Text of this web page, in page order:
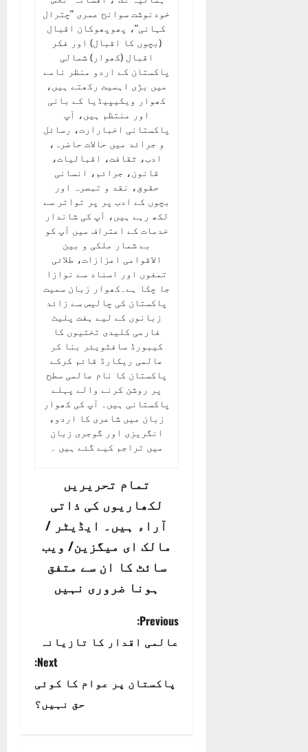
خودنوشت سوانح عمری ”چترال
کہانی”، پھوپھوکان اقبال
(بچوں کا اقبال) اور فکر
اقبال (کھوار) شمالی
پاکستان کے اردو منظر نامے
میں بڑی اہمیت رکھتے ہیں،
کھوار ویکیپیڈیا کے بانی
اور منتظم ہیں، آپ
پاکستانی اخبارارت، رسائل
و جرائد میں حالات حاضرہ،
ادب، ثقافت، اقبالیات،
قانون، جرائم، انسانی
حقوق، نقد و تبصرہ اور
بچوں کے ادب پر پر تواتر سے
لکھ رہے ہیں، آپ کی شاندار
خدمات کے اعتراف میں آپ کو
بے شمار ملکی و بین
الاقوامی اعزازات، طلائی
تمغوں اور اسناد سے نوازا
جا چکا ہے۔کھوار زبان سمیت
پاکستان کی چالیس سے زائد
زبانوں کے لیے ہفت پلیٹ
فارمی کلیدی تختیوں کا
کیبورڈ سافٹویئر بنا کر
عالمی ریکارڈ قائم کرکے
پاکستان کا نام عالمی سطح
پر روشن کرنے والے پہلے
پاکستانی ہیں۔ آپ کی کھوار
زبان میں شاعری کا اردو،
انگریزی اور گوجری زبان
میں تراجم کیے گئے ہیں ۔
تمام تحریریں
لکھاریوں کی ذاتی
آراء ہیں۔ ایڈیٹر /
مالک ای میگزین/ ویب
سائٹ کا ان سے متفق
ہونا ضروری نہیں
P
o
s
Previous:
عالمی اقدار کا تازیانہ
Next:
پاکستان پر عوام کا کوئی
حق نہیں؟